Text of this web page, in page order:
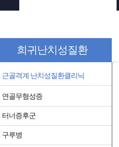
희귀난치성질환
근골격계 난치성질환클리닉
연골무형성증
터너증후군
구루병